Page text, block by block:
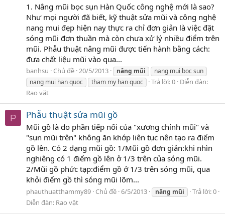
1. Nâng mũi bọc sụn Hàn Quốc công nghệ mới là sao?
Như mọi người đã biết, kỹ thuật sửa mũi và công nghệ
nang mui đẹp hiện nay thực ra chỉ đơn giản là việc đặt
sóng mũi đơn thuần mà còn chưa xử lý nhiều điểm trên
mũi. Phẫu thuật nâng mũi được tiến hành bằng cách:
đưa chất liệu mũi vào qua...
banhsu Chủ đề 20/5/2013 nâng mũi
nang mui boc sun
nang mui han quoc
tham my han quoc Trả lời: 0 Diễn đàn:
Rao vặt
P Phẫu thuật sửa mũi gồ
Mũi gồ là do phần tiếp nối của "xương chính mũi" và
"sụn mũi trên" không ăn khớp liên tục nên tạo ra điểm
gồ lên. Có 2 dạng mũi gồ: 1/Mũi gồ đơn giản:khi nhìn
nghiêng có 1 điểm gồ lên ở 1/3 trên của sóng mũi.
2/Mũi gồ phức tạp:điểm gồ ở 1/3 trên sóng mũi, qua
khỏi điểm gồ thì sóng mũi lõm...
phauthuatthammy89 Chủ đề 6/5/2013 nâng mũi
Trả lời: 0
Diễn đàn: Rao vặt